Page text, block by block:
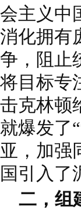
会主义中
消化拥有
争，阻止
将目标专
击克林顿
就爆发了
亚，加强
国引入了
二，组